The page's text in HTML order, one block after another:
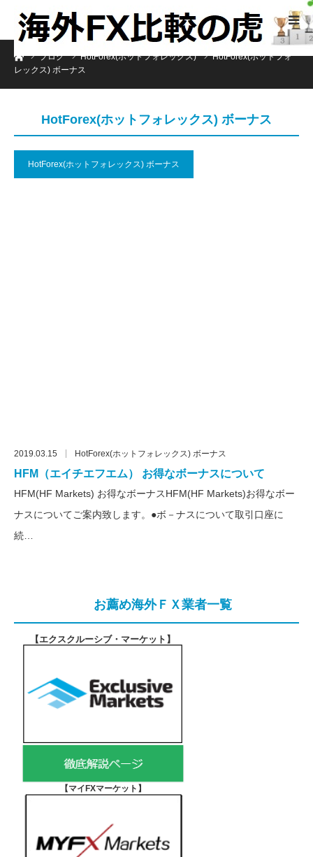
ホームブログ HotForex(ホットフォレックス)
HotForex(ホットフォ
レックス) ボーナス
HotForex(ホットフォレックス) ボーナス
HotForex(ホットフォレックス) ボーナス
2019.03.15 HotForex(ホットフォレックス) ボーナス
HFM（エイチエフエム） お得なボーナスについて
HFM(HF Markets) お得なボーナスHFM(HF Markets)お得なボー
ナスについてご案内致します。●ボ－ナスについて取引口座に
続…
お薦め海外ＦＸ業者一覧
【エクスクルーシブ・マーケット 】
【マイFXマーケット 】